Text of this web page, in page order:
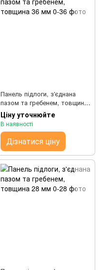
Панель підлоги, з'єднана
пазом та гребенем, товщина
36 мм
Ціну уточнюйте
В наявності
Дізнатися ціну